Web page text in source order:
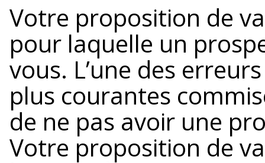
Votre proposition de
pour laquelle un
vous. L’une des
plus courantes
de ne pas avoir une
Votre proposition de